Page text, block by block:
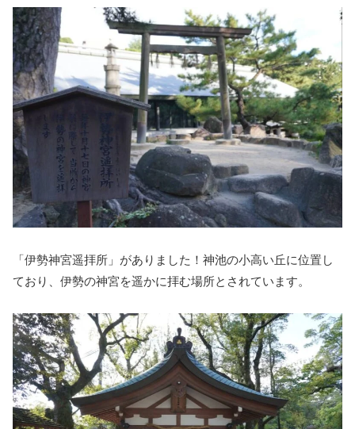
「伊勢神宮遥拝所」がありました！神池の小高い丘に位置し
ており、伊勢の神宮を遥かに拝む場所とされています。